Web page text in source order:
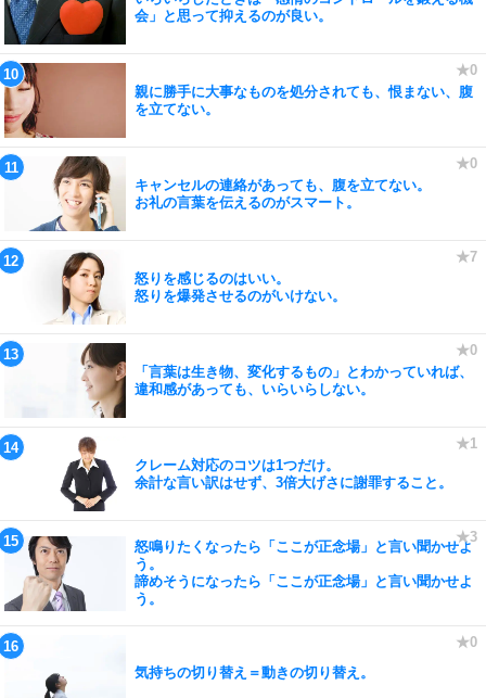
会」と思って抑えるのが良い。
親に勝手に大事なものを処分されても、恨まない、腹
を立てない。
キャンセルの連絡があっても、腹を立てない。
お礼の言葉を伝えるのがスマート。
怒りを感じるのはいい。
怒りを爆発させるのがいけない。
「言葉は生き物、変化するもの」とわかっていれば、
違和感があっても、いらいらしない。
クレーム対応のコツは1つだけ。
余計な言い訳はせず、3倍大げさに謝罪すること。
怒鳴りたくなったら「ここが正念場」と言い聞かせよ
う。
諦めそうになったら「ここが正念場」と言い聞かせよ
う。
気持ちの切り替え＝動きの切り替え。